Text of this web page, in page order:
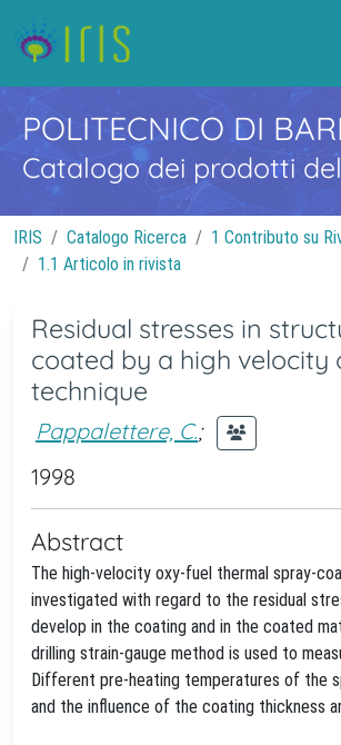
POLITECNICO DI BARI
Catalogo dei prodotti
IRIS Catalogo Ricerca
1 Contributo su
1.1 Articolo in rivista
Residual stresses in
coated by a high velocity
technique
Pappalettere, C.;
1998
Abstract
The high-velocity oxy-fuel thermal spray-
investigated with regard to the residual
develop in the coating and in the coated
drilling strain-gauge method is used to
Different pre-heating temperatures of the
and the influence of the coating thickness